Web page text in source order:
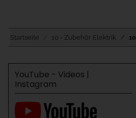
Startseite 10 - Zubehör Elektrik
YouTube - Videos |
Instagram